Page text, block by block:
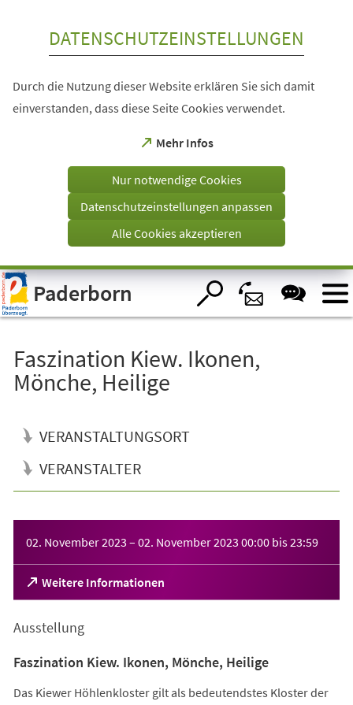
Visuelle
Assistenzsoftware
öffnen.
DATENSCHUTZEINSTELLUNGEN
Durch die Nutzung dieser Website erklären Sie sich damit
einverstanden, dass diese Seite Cookies verwendet.
Mehr Infos
(Öffnet
einem
Tab)
Nur notwendige Cookies
Datenschutzeinstellungen anpassen
Alle Cookies akzeptieren
Paderborn
Faszination Kiew. Ikonen,
Mönche, Heilige
VERANSTALTUNGSORT
VERANSTALTER
02. November 2023 – 02. November 2023 00:00 bis23:59
Weitere Informationen
(Öffnet
in
neuen
Ausstellung
Faszination Kiew. Ikonen, Mönche, Heilige
Das Kiewer Höhlenkloster gilt als bedeutendstes Kloster der